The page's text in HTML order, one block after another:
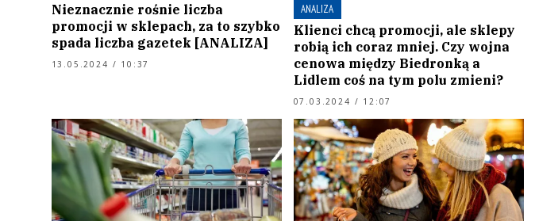
Nieznacznie rośnie liczba
promocji w sklepach, za to szybko
spada liczba gazetek [ANALIZA]
13.05.2024 / 10:37
ANALIZA
Klienci chcą promocji, ale sklepy
robią ich coraz mniej. Czy wojna
cenowa między Biedronką a
Lidlem coś na tym polu zmieni?
07.03.2024 / 12:07